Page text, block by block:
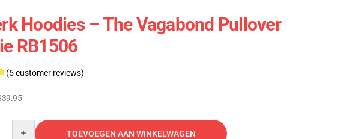
Hoodies – The Vagabond Pullover
RB1506
(5 customer reviews)
TOEVOEGEN AAN WINKELWAGEN